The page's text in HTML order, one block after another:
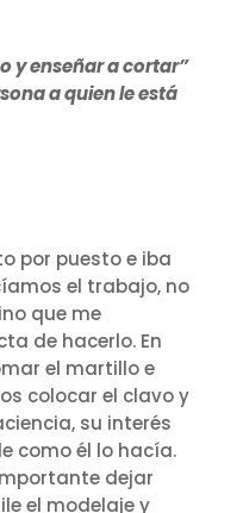
y enseñar a cortar”
a quien le está
por puesto e iba
el trabajo, no
que me
de hacerlo. En
el martillo e
colocar el clavo y
su interés
como él lo hacía.
dejar
el modelaje y